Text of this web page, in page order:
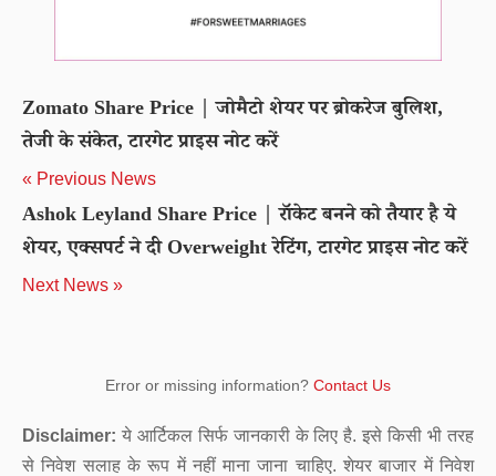
Zomato Share Price | जोमैटो शेयर पर ब्रोकरेज बुलिश,
तेजी के संकेत, टारगेट प्राइस नोट करें
« Previous News
Ashok Leyland Share Price | रॉकेट बनने को तैयार है ये
शेयर, एक्सपर्ट ने दी Overweight रेटिंग, टारगेट प्राइस नोट करें
Next News »
Error or missing information? Contact Us
Disclaimer: ये आर्टिकल सिर्फ जानकारी के लिए है. इसे किसी भी तरह
से निवेश सलाह के रूप में नहीं माना जाना चाहिए. शेयर बाजार में निवेश